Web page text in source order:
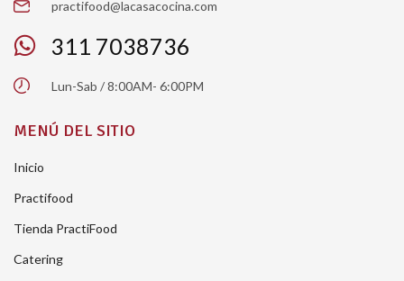
practifood@lacasacocina.com
311 7038736
Lun-Sab / 8:00AM- 6:00PM
MENÚ DEL SITIO
Inicio
Practifood
Tienda PractiFood
Catering